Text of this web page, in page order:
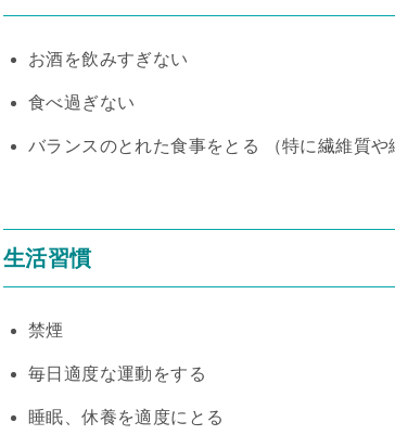
お酒を飲みすぎない
食べ過ぎない
バランスのとれた食事をとる （特に繊維質や
生活習慣
禁煙
毎日適度な運動をする
睡眠、休養を適度にとる